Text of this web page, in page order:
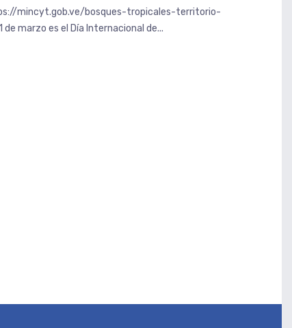
mincyt.gob.ve/bosques-tropicales-territorio-
marzo es el Día Internacional de...